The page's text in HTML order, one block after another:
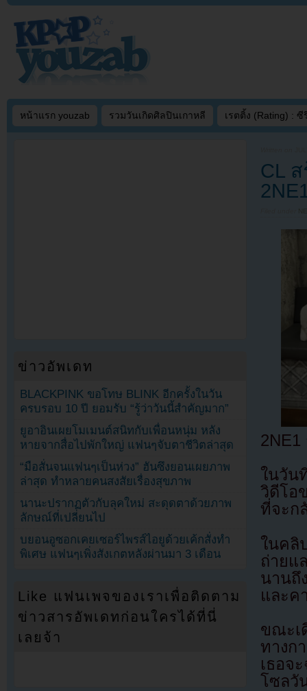
หน้าแรก youzab รวมวันเกิดศิลปินเกาหลี เรตติ้ง (Rating) : ซี
CL
2NE1
ในวัน
วิดีโอ
ที่จะก
ในคลิ
ถ่ายแ
นานถึ
และค
ขณะ
ทางก
เธอจ
โซลวั
ข่าวอัพเดท
BLACKPINK ขอโทษ BLINK อีกครั้งในวัน
ครบรอบ 10 ปี ยอมรับ “รู้ว่าวันนี้สำคัญมาก”
ยูอาอินเผยโมเมนต์สนิทกับเพื่อนหนุ่ม หลัง
หายจากสื่อไปพักใหญ่ แฟนๆจับตาชีวิตล่าสุด
“มือสั่นจนแฟนๆเป็นห่วง” ฮันซึงยอนเผยภาพ
ล่าสุด ทำหลายคนสงสัยเรื่องสุขภาพ
นานะปรากฏตัวกับลุคใหม่ สะดุดตาด้วยภาพ
ลักษณ์ที่เปลี่ยนไป
บยอนอูซอกเคยเซอร์ไพรส์ไอยูด้วยเค้กสั่งทำ
พิเศษ แฟนๆเพิ่งสังเกตหลังผ่านมา 3 เดือน
Like แฟนเพจของเราเพื่อติดตาม
ข่าวสารอัพเดทก่อนใครได้ที่นี่
เลยจ้า